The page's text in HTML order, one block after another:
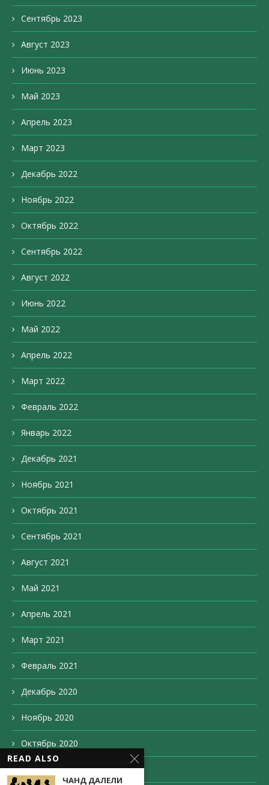
Сентябрь 2023
Август 2023
Июнь 2023
Май 2023
Апрель 2023
Март 2023
Декабрь 2022
Ноябрь 2022
Октябрь 2022
Сентябрь 2022
Август 2022
Июнь 2022
Май 2022
Апрель 2022
Март 2022
Февраль 2022
Январь 2022
Декабрь 2021
Ноябрь 2021
Октябрь 2021
Сентябрь 2021
Август 2021
Май 2021
Апрель 2021
Март 2021
Февраль 2021
Декабрь 2020
Ноябрь 2020
Октябрь 2020
Сентябрь 2020
READ ALSO
ЧАНД ДАЛЕЛИ